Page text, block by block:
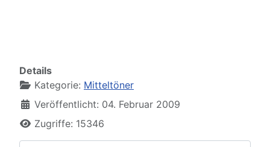
Details
Kategorie: Mitteltöner
Veröffentlicht: 04. Februar 2009
Zugriffe: 15346